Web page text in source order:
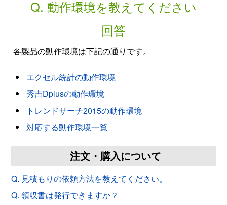
Q. 動作環境を教えてください
回答
各製品の動作環境は下記の通りです。
エクセル統計の動作環境
秀吉Dplusの動作環境
トレンドサーチ2015の動作環境
対応する動作環境一覧
注文・購入について
Q. 見積もりの依頼方法を教えてください。
Q. 領収書は発行できますか？